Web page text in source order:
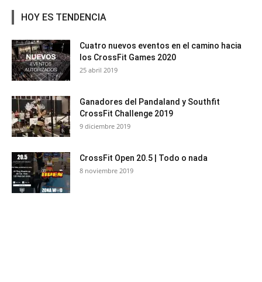
HOY ES TENDENCIA
Cuatro nuevos eventos en el camino hacia
los CrossFit Games 2020
25 abril 2019
Ganadores del Pandaland y Southfit
CrossFit Challenge 2019
9 diciembre 2019
CrossFit Open 20.5 | Todo o nada
8 noviembre 2019